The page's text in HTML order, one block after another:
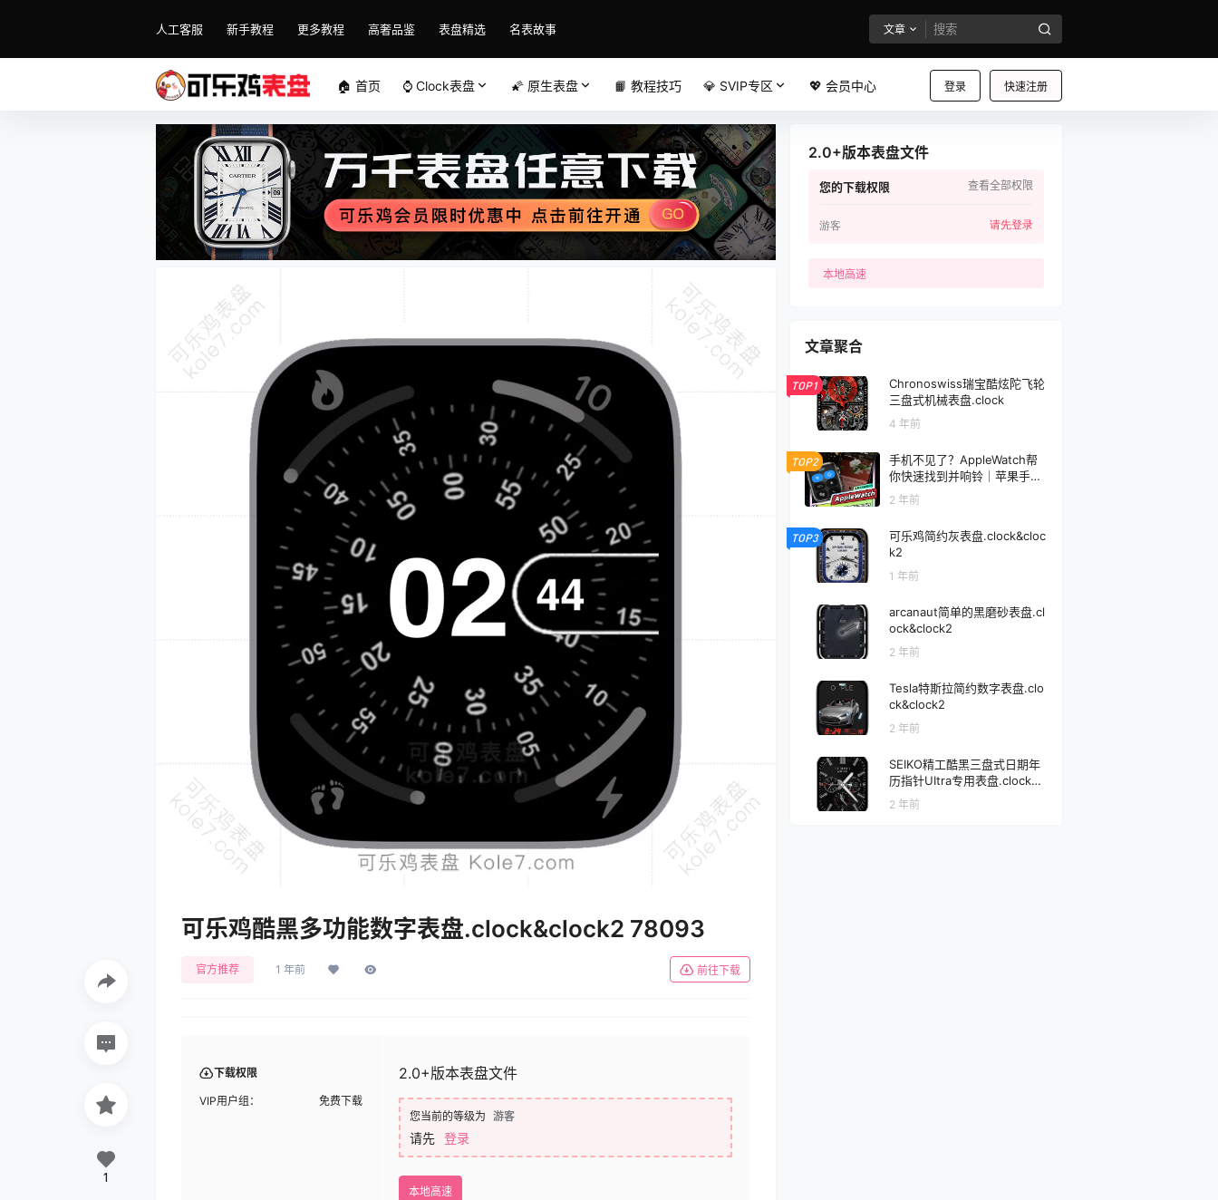
人工客服 新手教程 更多教程 高奢品鉴 表盘精选 名表故事 文章
登录 快速注册
🏠 首页 ⌚️ Clock表盘 🌠 原生表盘 📙 教程技巧 💎 SVIP专区 💖 会员中心
可乐鸡酷黑多功能数字表盘.clock&clock2 78093
官方推荐 1 年前 前往下载
下载权限
VIP用户组： 免费下载
2.0+版本表盘文件
您当前的等级为 游客
请先 登录
本地高速
1
2.0+版本表盘文件
您的下载权限 查看全部权限
游客 请先登录
本地高速
文章聚合
TOP1
Chronoswiss瑞宝酷炫陀飞轮
三盘式机械表盘.clock
4 年前
TOP2
手机不见了？AppleWatch帮
你快速找到并响铃｜苹果手表
实用技巧
2 年前
TOP3
可乐鸡简约灰表盘.clock&cloc
k2
1 年前
arcanaut简单的黑磨砂表盘.cl
ock&clock2
2 年前
Tesla特斯拉简约数字表盘.clo
ck&clock2
2 年前
SEIKO精工酷黑三盘式日期年
历指针UItra专用表盘.clock&cl
ock2
2 年前